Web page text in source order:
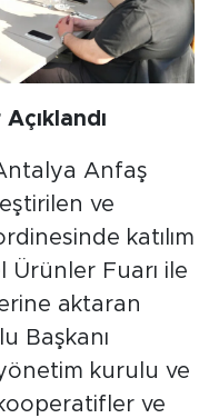
Anfaş
ve
katılım
Ürünler Fuarı ile
aktaran
Başkanı
kurulu ve
ve